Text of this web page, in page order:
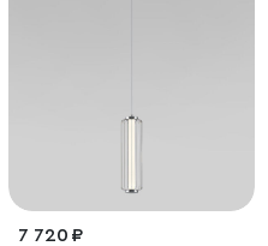
7 720 ₽